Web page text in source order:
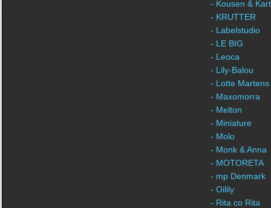
- Kousen &
- KRUTTER
- Labelstudio
- LE BIG
- Leoca
- Lily-Balou
- Lotte Martens
- Maxomorra
- Melton
- Miniature
- Molo
- Monk & Anna
- MOTORETA
- mp Denmark
- Oilily
- Rita co Rita